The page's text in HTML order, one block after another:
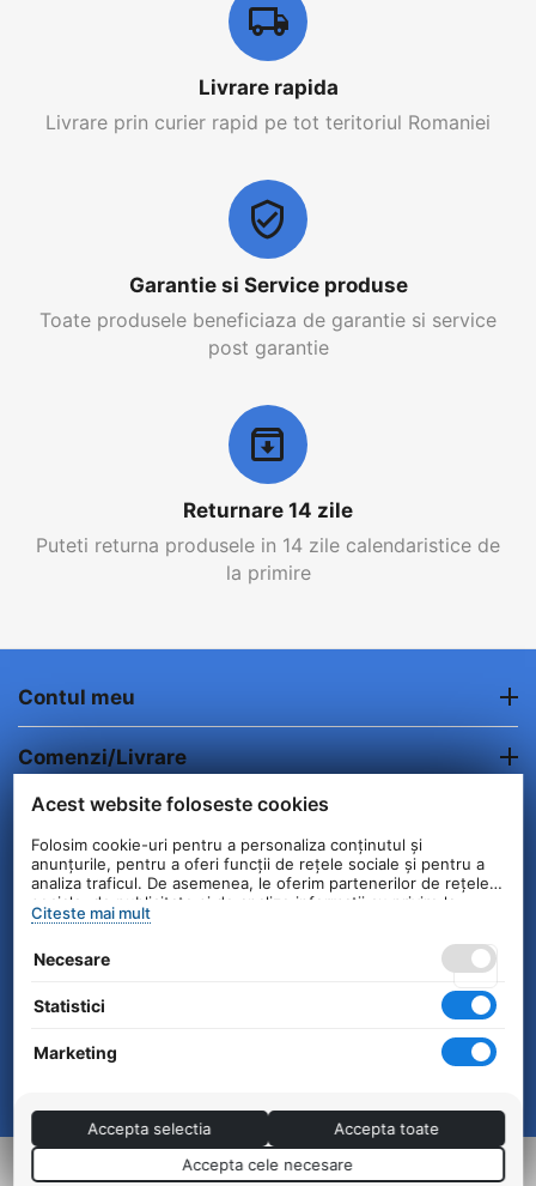
Livrare rapida
Livrare prin curier rapid pe tot teritoriul Romaniei
Garantie si Service produse
Toate produsele beneficiaza de garantie si service
post garantie
Returnare 14 zile
Puteti returna produsele in 14 zile calendaristice de
la primire
Contul meu
Comenzi/Livrare
Informatii clienti
Contact
Configurat —
Acest website foloseste cookies
Folosim cookie-uri pentru a personaliza conținutul și
anunțurile, pentru a oferi funcții de rețele sociale și pentru a
analiza traficul. De asemenea, le oferim partenerilor de rețele
sociale, de publicitate și de analize informații cu privire la
modul în care folosiți site-ul nostru. Aceștia le pot combina cu
serviciilor lor.
Citeste mai mult
Necesare
Statistici
Marketing
Accepta cele necesare
Accepta selectia Accepta toate